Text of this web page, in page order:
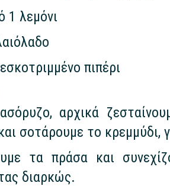
1 λεμόνι
πιπέρι
αρχικά
σοτάρουμε το
τα πράσα και
διαρκώς.